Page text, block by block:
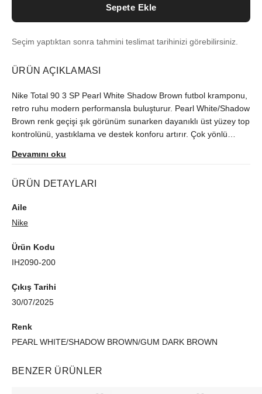
Sepete Ekle
Seçim yaptıktan sonra tahmini teslimat tarihinizi görebilirsiniz.
ÜRÜN AÇIKLAMASI
Nike Total 90 3 SP Pearl White Shadow Brown futbol kramponu,
retro ruhu modern performansla buluşturur. Pearl White/Shadow
Brown renk geçişi şık görünüm sunarken dayanıklı üst yüzey top
kontrolünü, yastıklama ve destek konforu artırır. Çok yönlü
sahaya dönenler için ideal; antrenman ve maçlarda dengeli hız,
stil, konfor ve dayanıklılığı tek modelde birleştirir.
Devamını oku
ÜRÜN DETAYLARI
Aile
Nike
Ürün Kodu
IH2090-200
Çıkış Tarihi
30/07/2025
Renk
PEARL WHITE/SHADOW BROWN/GUM DARK BROWN
BENZER ÜRÜNLER